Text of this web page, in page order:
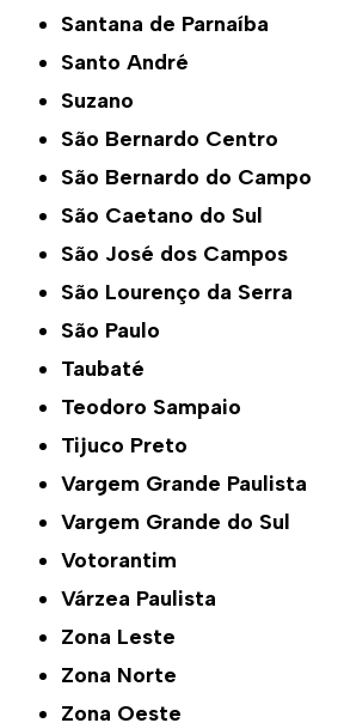
Santana de Parnaíba
Santo André
Suzano
São Bernardo Centro
São Bernardo do Campo
São Caetano do Sul
São José dos Campos
São Lourenço da Serra
São Paulo
Taubaté
Teodoro Sampaio
Tijuco Preto
Vargem Grande Paulista
Vargem Grande do Sul
Votorantim
Várzea Paulista
Zona Leste
Zona Norte
Zona Oeste